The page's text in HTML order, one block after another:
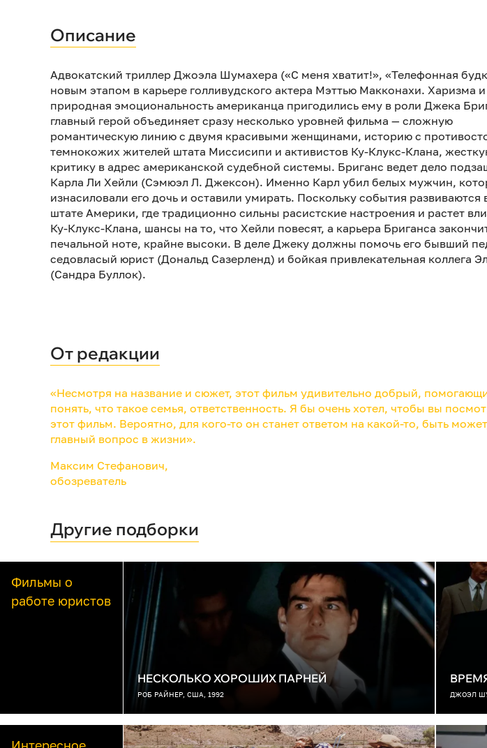
Описание
Адвокатский триллер Джоэла Шумахера («С меня хватит!», «Телефонная
новым этапом в карьере голливудского актера Мэттью Макконахи. Харизма и
природная эмоциональность американца пригодились ему в роли Джека
главный герой объединяет сразу несколько уровней фильма — сложную
романтическую линию с двумя красивыми женщинами, историю с
темнокожих жителей штата Миссисипи и активистов Ку-Клукс-Клана,
критику в адрес американской судебной системы. Бриганс ведет дело
Карла Ли Хейли (Сэмюэл Л. Джексон). Именно Карл убил белых мужчин,
изнасиловали его дочь и оставили умирать. Поскольку события
штате Америки, где традиционно сильны расистские настроения и растет
Ку-Клукс-Клана, шансы на то, что Хейли повесят, а карьера Бриганса
печальной ноте, крайне высоки. В деле Джеку должны помочь его бывший
седовласый юрист (Дональд Сазерленд) и бойкая привлекательная коллега
(Сандра Буллок).
От редакции
«Несмотря на название и сюжет, этот фильм удивительно добрый,
понять, что такое семья, ответственность. Я бы очень хотел, чтобы вы
этот фильм. Вероятно, для кого-то он станет ответом на какой-то, быть
главный вопрос в жизни».
Максим Стефанович,
обозреватель
Другие подборки
Фильмы о
работе юристов
НЕСКОЛЬКО ХОРОШИХ ПАРНЕЙ
РОБ РАЙНЕР, США, 1992 ДЖОЭЛ